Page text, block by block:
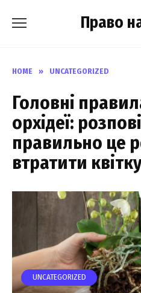
Право
HOME » UNCATEGORIZED
Головні
орхідеї:
правильно це
втратити
UNCATEGORIZED